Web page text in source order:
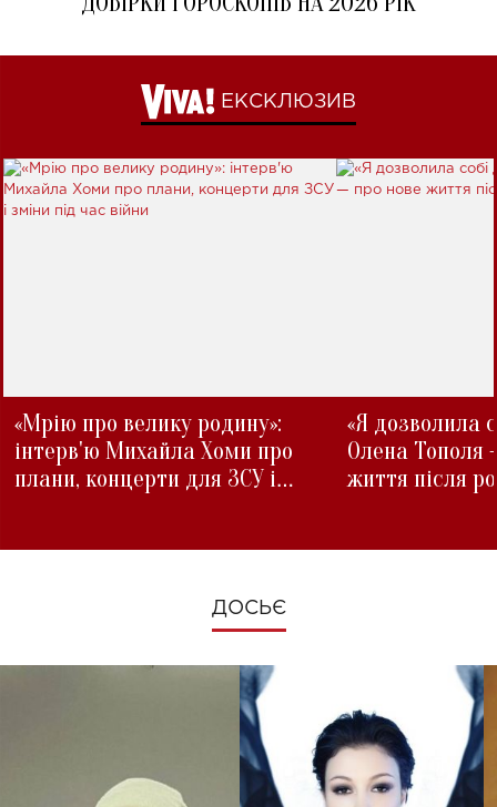
ЕКСКЛЮЗИВ
«Мрію про велику родину»:
інтерв'ю Михайла Хоми про
плани, концерти для ЗСУ і
«Я дозволила
Олена Тополя
життя після
ДОСЬЄ